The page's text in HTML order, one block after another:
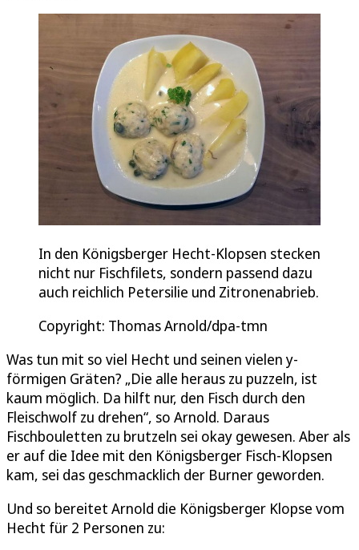
In den Königsberger Hecht-Klopsen stecken
nicht nur Fischfilets, sondern passend dazu
auch reichlich Petersilie und Zitronenabrieb.
Copyright: Thomas Arnold/dpa-tmn
Was tun mit so viel Hecht und seinen vielen y-
förmigen Gräten? „Die alle heraus zu puzzeln, ist
kaum möglich. Da hilft nur, den Fisch durch den
Fleischwolf zu drehen“, so Arnold. Daraus
Fischbouletten zu brutzeln sei okay gewesen. Aber als
er auf die Idee mit den Königsberger Fisch-Klopsen
kam, sei das geschmacklich der Burner geworden.
Und so bereitet Arnold die Königsberger Klopse vom
Hecht für 2 Personen zu: